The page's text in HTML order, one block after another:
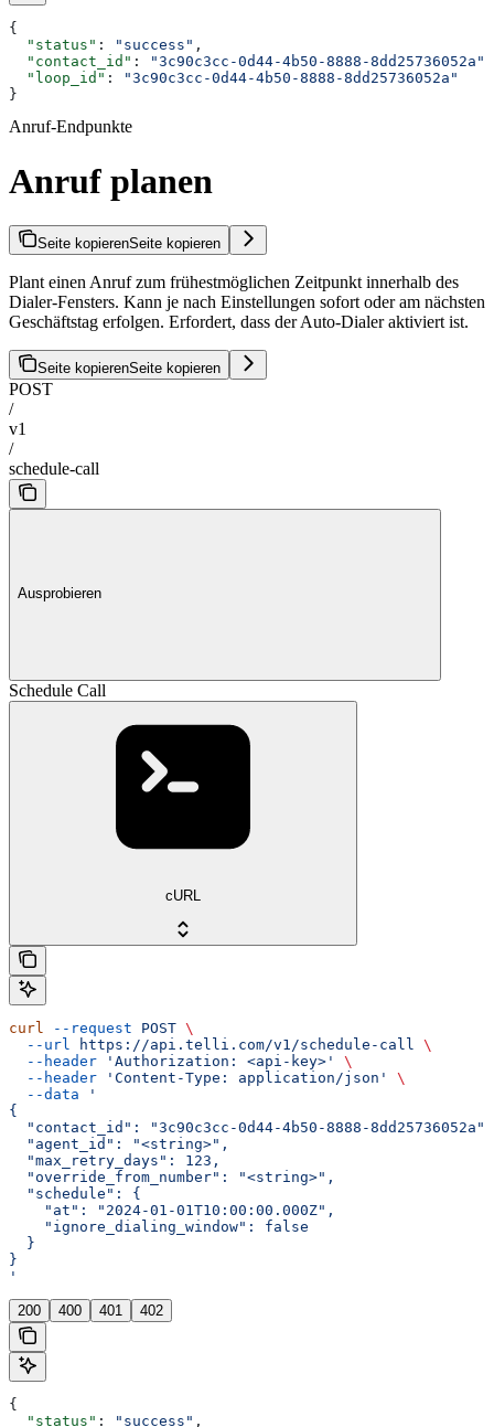
{
  "status"
: "success" ,
  "contact_id"
: "3c90c3cc-0d44-4b50-8888-8dd25736052a"
  "loop_id"
:
"3c90c3cc-0d44-4b50-8888-8dd25736052a"
}
Anruf-Endpunkte
Anruf planen
Seite kopierenSeite kopieren
Plant einen Anruf zum frühestmöglichen Zeitpunkt innerhalb des
Dialer-Fensters. Kann je nach Einstellungen sofort oder am nächsten
Geschäftstag erfolgen. Erfordert, dass der Auto-Dialer aktiviert ist.
Seite kopierenSeite kopieren
POST
/
v1
/
schedule-call
Ausprobieren
Schedule Call
cURL
curl --request POST \
  --url
https://api.telli.com/v1/schedule-call
\
  --header
'Authorization: <api-key>'
\
  --header
'Content-Type: application/json'
\
  --data
'
{
  "contact_id": "3c90c3cc-0d44-4b50-8888-8dd25736052a",
  "agent_id": "<string>",
  "max_retry_days": 123,
  "override_from_number": "<string>",
  "schedule": {
    "at": "2024-01-01T10:00:00.000Z",
    "ignore_dialing_window": false
  }
}
'
200 400 401 402
{
  "status"
: "success" ,